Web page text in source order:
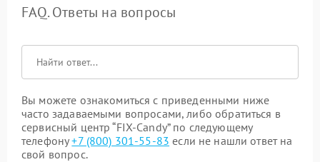
FAQ. Ответы на вопросы
Вы можете ознакомиться с приведенными ниже
часто задаваемыми вопросами, либо обратиться в
сервисный центр “FIX-Candy” по следующему
телефону+7 (800) 301-55-83 если не нашли ответ на
свой вопрос.